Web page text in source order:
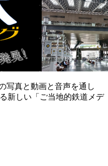
写真と動画と音声を通し
新しい「ご当地的鉄道メデ